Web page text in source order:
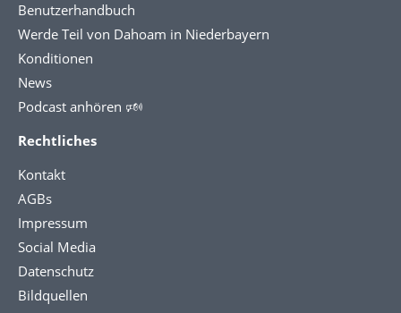
Benutzerhandbuch
Werde Teil von Dahoam in Niederbayern
Konditionen
News
Podcast anhören 🕬
Rechtliches
Kontakt
AGBs
Impressum
Social Media
Datenschutz
Bildquellen